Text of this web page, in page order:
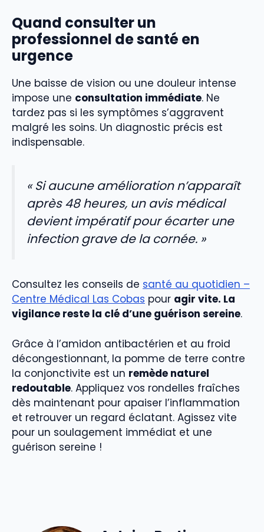
Quand consulter un
professionnel de santé en
urgence
Une baisse de vision ou une douleur intense
impose une consultation immédiate. Ne
tardez pas si les symptômes s’aggravent
malgré les soins. Un diagnostic précis est
indispensable.
« Si aucune amélioration n’apparaît
après 48 heures, un avis médical
devient impératif pour écarter une
infection grave de la cornée. »
Consultez les conseils de santé au quotidien –
Centre Médical Las Cobas pour agir vite. La
vigilance reste la clé d’une guérison sereine.
Grâce à l’amidon antibactérien et au froid
décongestionnant, la pomme de terre contre
la conjonctivite est un remède naturel
redoutable. Appliquez vos rondelles fraîches
dès maintenant pour apaiser l’inflammation
et retrouver un regard éclatant. Agissez vite
pour un soulagement immédiat et une
guérison sereine !